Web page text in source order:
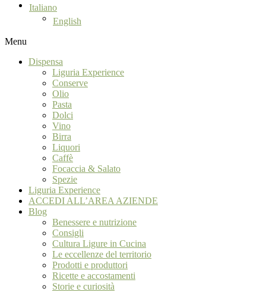
Italiano
English
Menu
Dispensa
Liguria Experience
Conserve
Olio
Pasta
Dolci
Vino
Birra
Liquori
Caffè
Focaccia & Salato
Spezie
Liguria Experience
ACCEDI ALL’AREA AZIENDE
Blog
Benessere e nutrizione
Consigli
Cultura Ligure in Cucina
Le eccellenze del territorio
Prodotti e produttori
Ricette e accostamenti
Storie e curiosità